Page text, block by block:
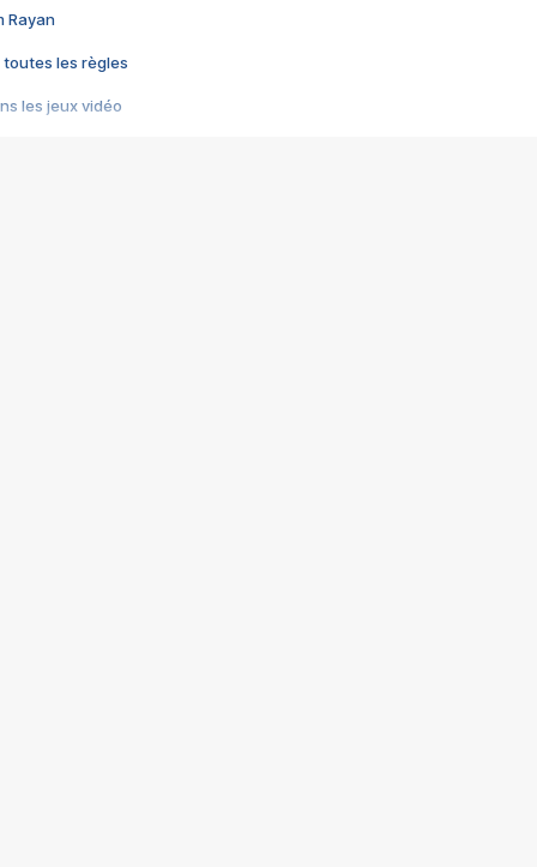
Rayan
toutes les règles
les jeux vidéo